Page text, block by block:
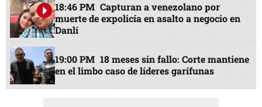
18:46 PM Capturan a venezolano por
muerte de expolicía en asalto a negocio en
Danlí
19:00 PM 18 meses sin fallo: Corte mantiene
en el limbo caso de líderes garífunas